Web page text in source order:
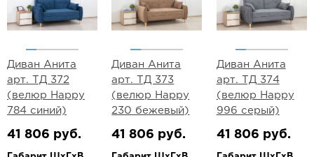
Диван Анита
арт. ТД 372
(велюр Happy
784 синий)
41 806 руб.
Диван Анита
арт. ТД 373
(велюр Happy
230 бежевый)
41 806 руб.
Диван Анита
арт. ТД 374
(велюр Happy
996 серый)
41 806 руб.